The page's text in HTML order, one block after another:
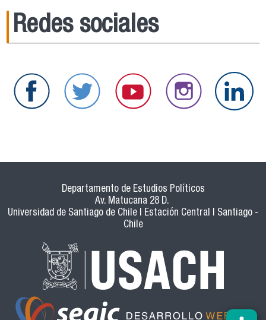
Redes sociales
Departamento de Estudios Políticos
Av. Matucana 28 D.
Universidad de Santiago de Chile | Estación Central | Santiago -
Chile